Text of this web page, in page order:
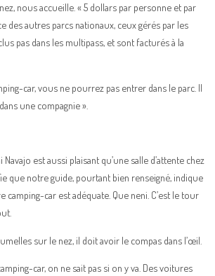
nous accueille. « 5 dollars par personne et par
des autres parcs nationaux, ceux gérés par les
pas dans les multipass, et sont facturés à la
car, vous ne pourrez pas entrer dans le parc. Il
une compagnie ».
est aussi plaisant qu’une salle d’attente chez
que notre guide, pourtant bien renseigné, indique
camping-car est adéquate. Que neni. C’est le tour
sur le nez, il doit avoir le compas dans l’œil.
car, on ne sait pas si on y va. Des voitures